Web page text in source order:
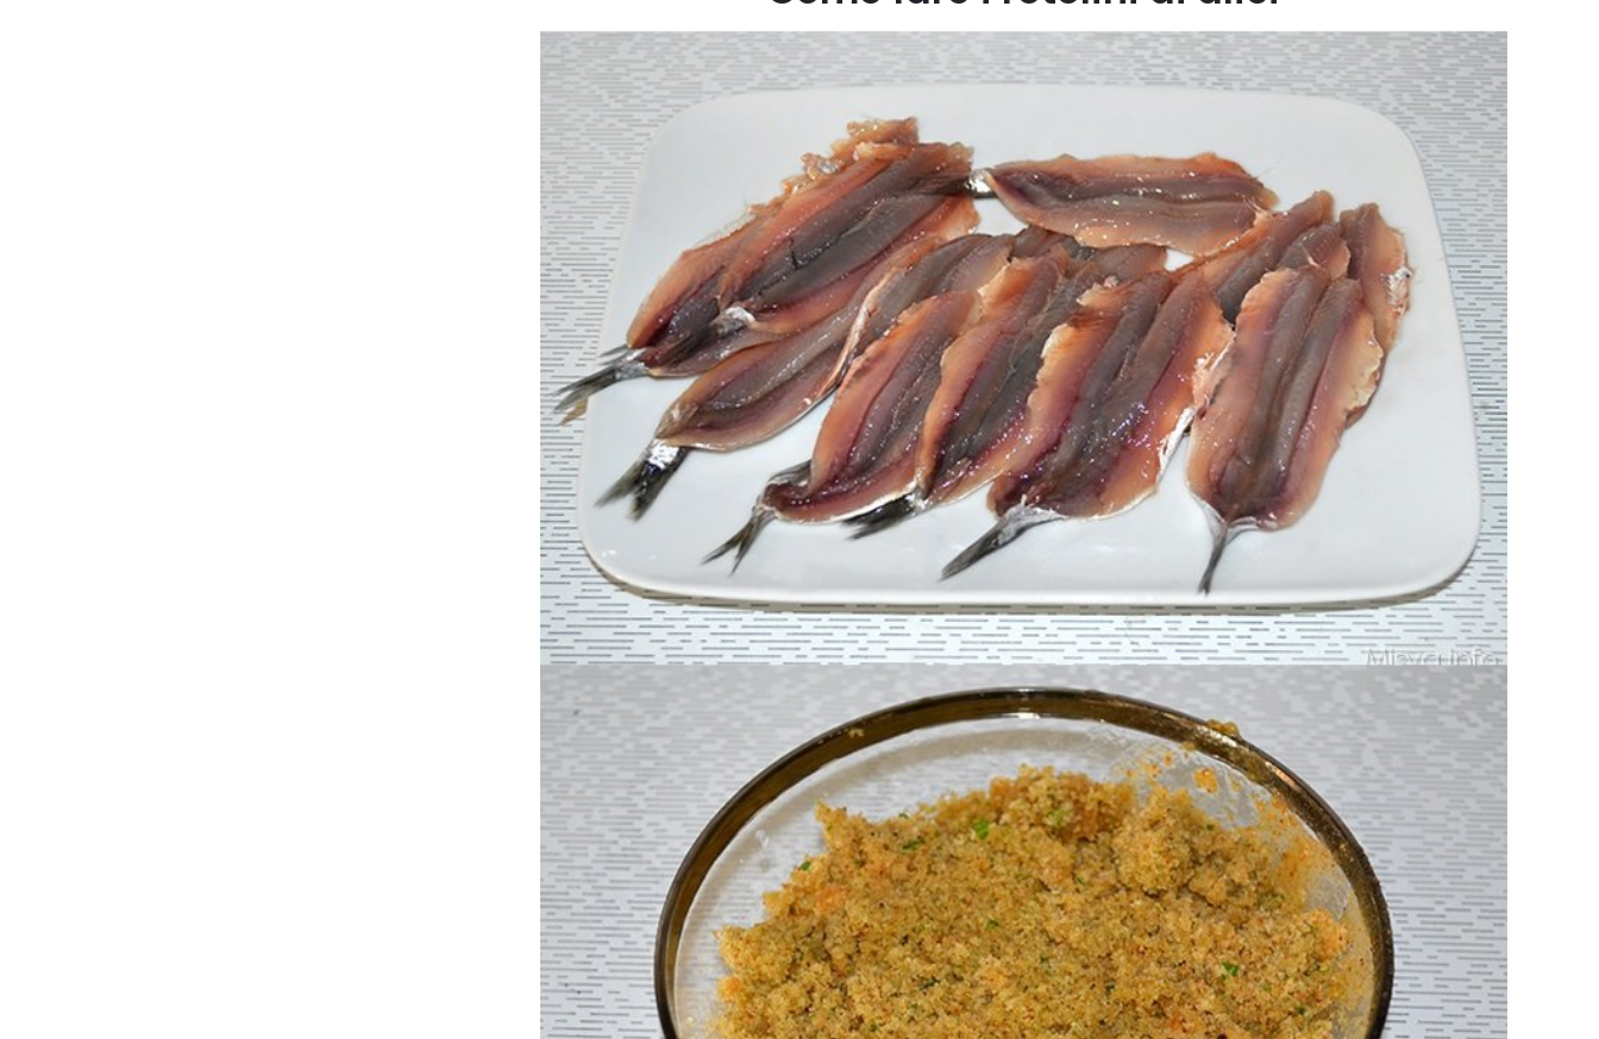
Pulite le alici e apritele a libro (qui il procedimento con le foto per pulire le alici)
Mescolate insieme il pangrattato con olio, capperi, bucce di limoni, prezzemolo ed aglio tritati.